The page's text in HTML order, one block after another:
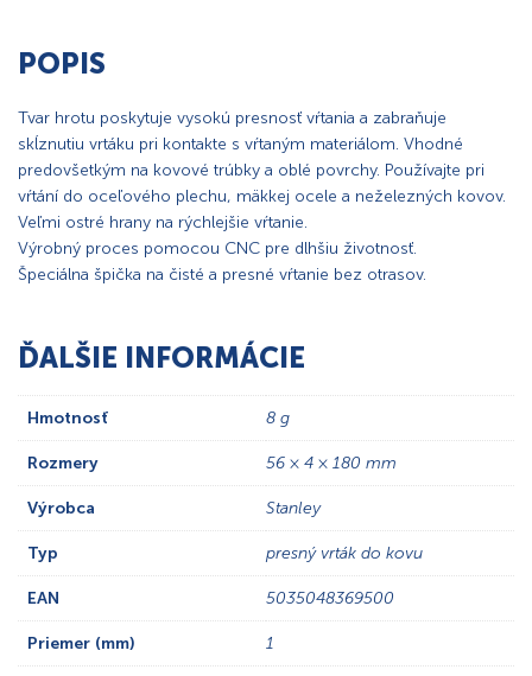
POPIS
Tvar hrotu poskytuje vysokú presnosť vŕtania a zabraňuje
skĺznutiu vrtáku pri kontakte s vŕtaným materiálom. Vhodné
predovšetkým na kovové trúbky a oblé povrchy. Používajte pri
vŕtání do oceľového plechu, mäkkej ocele a neželezných kovov.
Veľmi ostré hrany na rýchlejšie vŕtanie.
Výrobný proces pomocou CNC pre dlhšiu životnosť.
Špeciálna špička na čisté a presné vŕtanie bez otrasov.
ĎALŠIE INFORMÁCIE
Hmotnosť 8 g
Rozmery 56 × 4 × 180 mm
Výrobca Stanley
Typ presný vrták do kovu
EAN 5035048369500
Priemer (mm) 1